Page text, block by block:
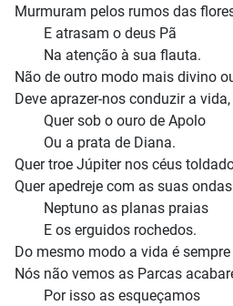
Murmuram pelos rumos das
E atrasam o deus Pã
Na atenção à sua flauta.
Não de outro modo mais divino
Deve aprazer-nos conduzir a vida,
Quer sob o ouro de Apolo
Ou a prata de Diana.
Quer troe Júpiter nos céus
Quer apedreje com as suas ondas
Neptuno as planas praias
E os erguidos rochedos.
Do mesmo modo a vida é
Nós não vemos as Parcas
Por isso as esqueçamos